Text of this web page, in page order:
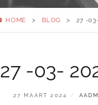
HOME > BLOG > 27 -
27 -03-
GEPLAATST
27 MAART 2024 BY
AADM